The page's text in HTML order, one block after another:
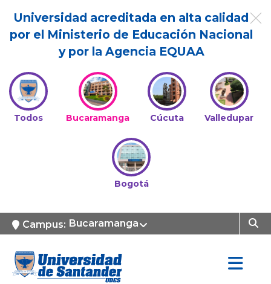
Universidad acreditada en alta calidad
por el Ministerio de Educación Nacional
y por la Agencia EQUAA
Todos Bucaramanga Cúcuta Valledupar
Bogotá
Campus: Bucaramanga